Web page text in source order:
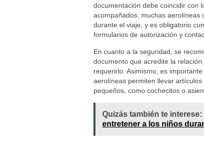
documentación debe coincidir con
acompañados, muchas aerolíneas
durante el viaje, y es obligatorio
formularios de autorización y
En cuanto a la seguridad, se
documento que acredite la
requerirlo. Asimismo, es
aerolíneas permiten llevar
pequeños, como cochecitos o
Quizás también te interese:
entretener a los niños